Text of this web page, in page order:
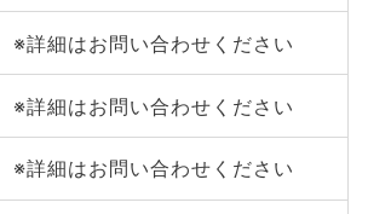
※詳細はお問い合わせください
※詳細はお問い合わせください
※詳細はお問い合わせください